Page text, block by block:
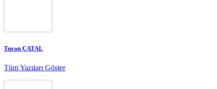
Turan ÇATAL
Tüm Yazıları Göster